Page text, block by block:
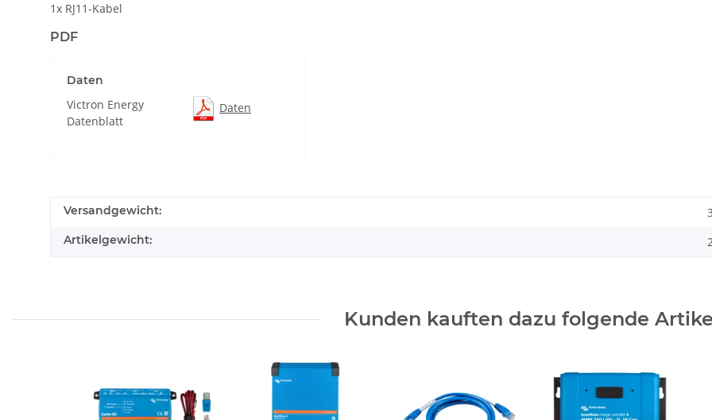
1x RJ11-Kabel
PDF
Daten
Victron Energy
Datenblatt
Daten
Versandgewicht:
Artikelgewicht:
Kunden kauften dazu folgende